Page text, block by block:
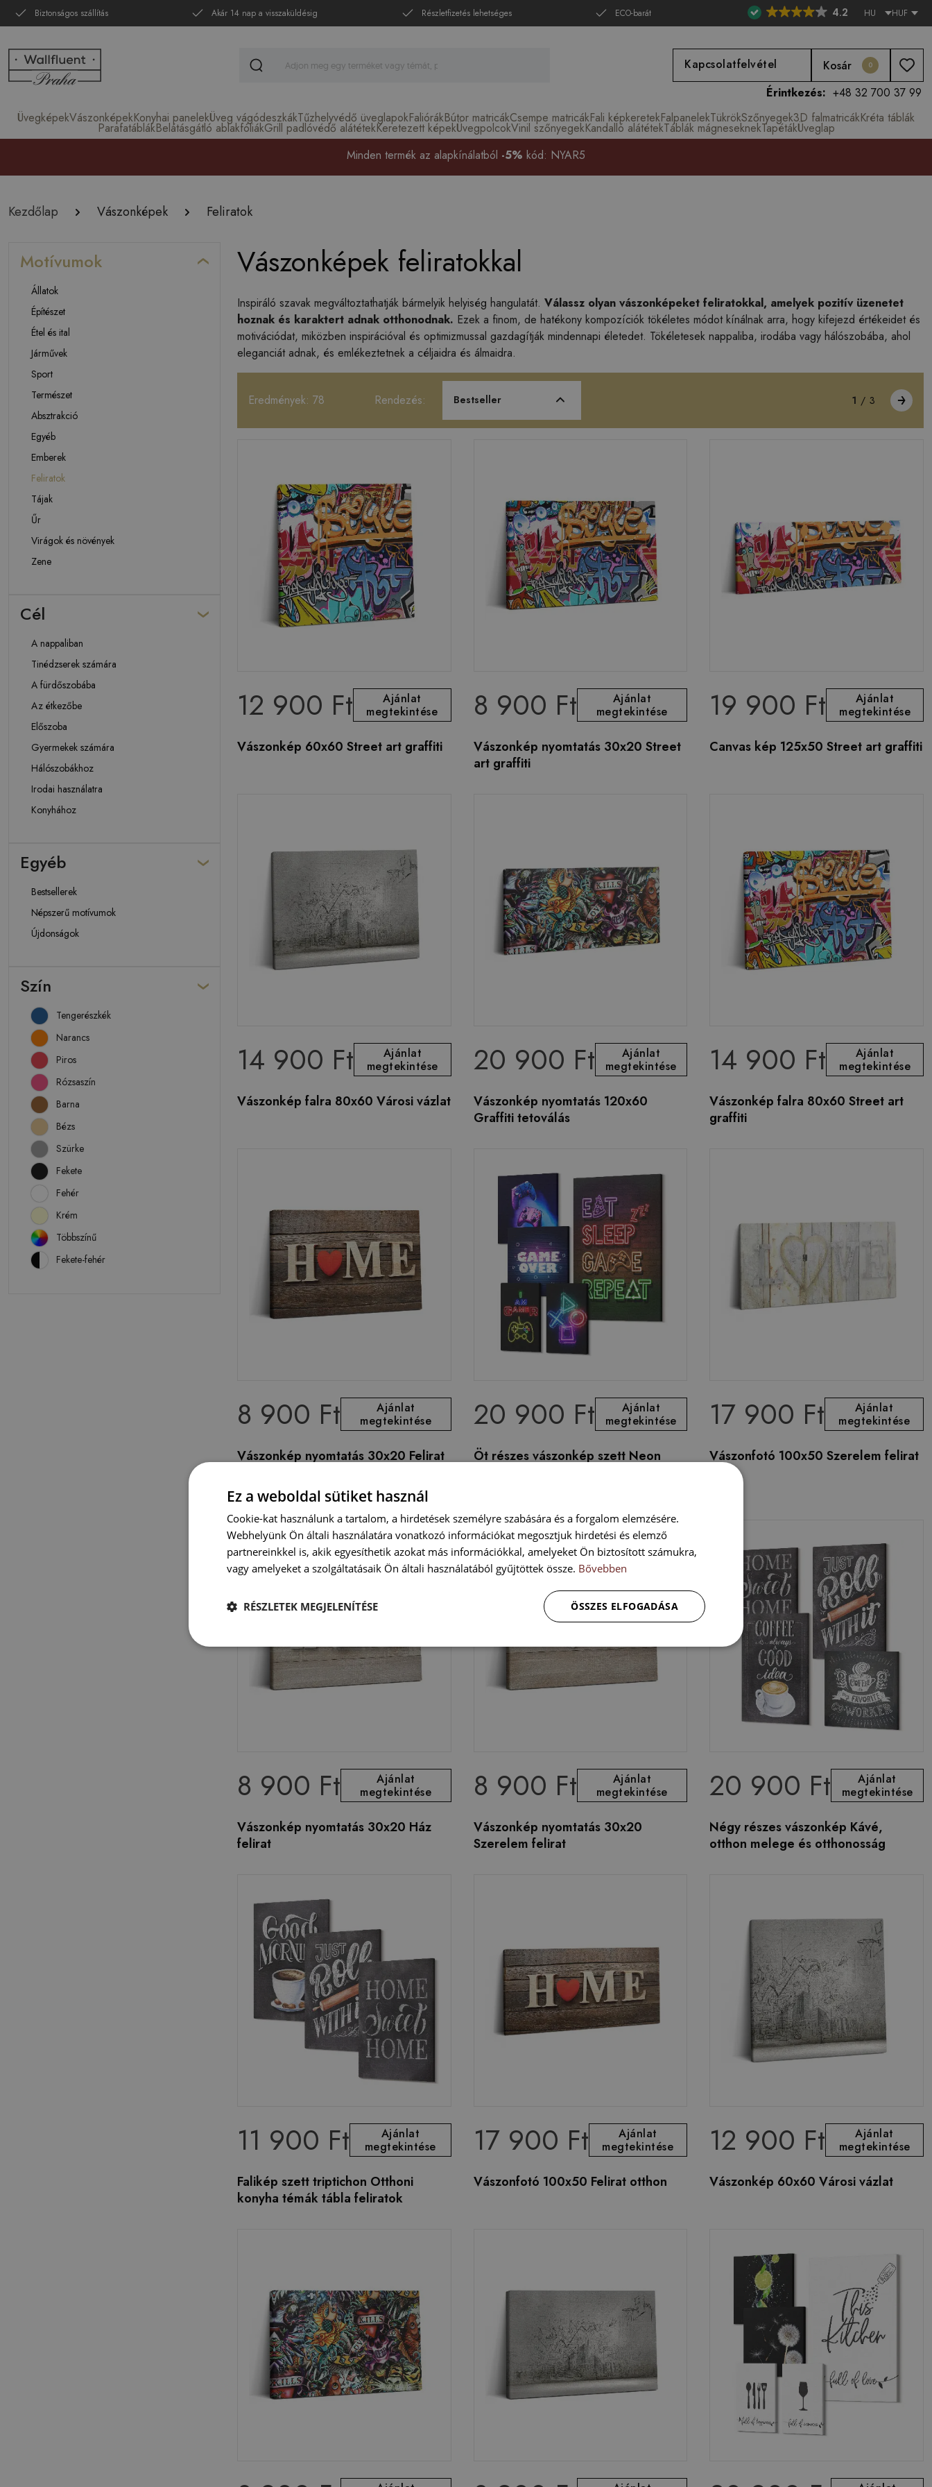
Biztonságos szállítás Akár 14 nap a visszaküldésig Részletfizetés lehetséges ECO-barát 4.2 HU HUF
Kapcsolatfelvétel Kosár 0
Érintkezés: +48 32 700 37 99
ÜvegképekVászonképekKonyhai panelekÜveg vágódeszkákTűzhelyvédő üveglapokFaliórákBútor matricákCsempe matricákFali képkeretekFalpanelekTükrökSzőnyegek3D falmatricákKréta táblák
ParafatáblákBelátásgátló ablakfóliákGrill padlóvédő alátétekKeretezett képekÜvegpolcokVinil szőnyegekKandalló alátétekTáblák mágneseknekTapétákÜveglap
Minden termék az alapkínálatból -5% kód: NYAR5
Kezdőlap Vászonképek Feliratok
Motívumok
Állatok
Építészet
Étel és ital
Járművek
Sport
Természet
Absztrakció
Egyéb
Emberek
Feliratok
Tájak
Űr
Virágok és növények
Zene
Cél
A nappaliban
Tinédzserek számára
A fürdőszobába
Az étkezőbe
Előszoba
Gyermekek számára
Hálószobákhoz
Irodai használatra
Konyhához
Egyéb
Bestsellerek
Népszerű motívumok
Újdonságok
Szín
Tengerészkék
Narancs
Piros
Rózsaszín
Barna
Bézs
Szürke
Fekete
Fehér
Krém
Többszínű
Fekete-fehér
Vászonképek feliratokkal
Inspiráló szavak megváltoztathatják bármelyik helyiség hangulatát. Válassz olyan vászonképeket feliratokkal, amelyek pozitív üzenetet
hoznak és karaktert adnak otthonodnak. Ezek a finom, de hatékony kompozíciók tökéletes módot kínálnak arra, hogy kifejezd értékeidet és
motivációdat, miközben inspirációval és optimizmussal gazdagítják mindennapi életedet. Tökéletesek nappaliba, irodába vagy hálószobába, ahol
eleganciát adnak, és emlékeztetnek a céljaidra és álmaidra.
Eredmények: 78 Rendezés: Bestseller 1 / 3
12 900 Ft
Ajánlat
megtekintése
Vászonkép 60x60 Street art graffiti
8 900 Ft
Ajánlat
megtekintése
Vászonkép nyomtatás 30x20 Street
art graffiti
19 900 Ft
Ajánlat
megtekintése
Canvas kép 125x50 Street art graffiti
14 900 Ft
Ajánlat
megtekintése
Vászonkép falra 80x60 Városi vázlat
20 900 Ft
Ajánlat
megtekintése
Vászonkép nyomtatás 120x60
Graffiti tetoválás
14 900 Ft
Ajánlat
megtekintése
Vászonkép falra 80x60 Street art
graffiti
8 900 Ft
Ajánlat
megtekintése
Vászonkép nyomtatás 30x20 Felirat
20 900 Ft
Ajánlat
megtekintése
Öt részes vászonkép szett Neon
17 900 Ft
Ajánlat
megtekintése
Vászonfotó 100x50 Szerelem felirat
8 900 Ft
Ajánlat
megtekintése
Vászonkép nyomtatás 30x20 Ház
felirat
8 900 Ft
Ajánlat
megtekintése
Vászonkép nyomtatás 30x20
Szerelem felirat
20 900 Ft
Ajánlat
megtekintése
Négy részes vászonkép Kávé,
otthon melege és otthonosság
11 900 Ft
Ajánlat
megtekintése
Falikép szett triptichon Otthoni
konyha témák tábla feliratok
17 900 Ft
Ajánlat
megtekintése
Vászonfotó 100x50 Felirat otthon
12 900 Ft
Ajánlat
megtekintése
Vászonkép 60x60 Városi vázlat
Ez a weboldal sütiket használ
Cookie-kat használunk a tartalom, a hirdetések személyre szabására és a forgalom elemzésére.
Webhelyünk Ön általi használatára vonatkozó információkat megosztjuk hirdetési és elemző
partnereinkkel is, akik egyesíthetik azokat más információkkal, amelyeket Ön biztosított számukra,
vagy amelyeket a szolgáltatásaik Ön általi használatából gyűjtöttek össze. Bővebben
ÖSSZES ELFOGADÁSA
RÉSZLETEK MEGJELENÍTÉSE